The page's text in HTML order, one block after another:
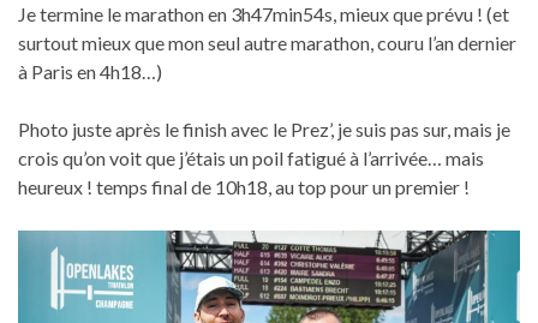
Je termine le marathon en 3h47min54s, mieux que prévu ! (et
surtout mieux que mon seul autre marathon, couru l’an dernier
à Paris en 4h18…)
Photo juste après le finish avec le Prez’, je suis pas sur, mais je
crois qu’on voit que j’étais un poil fatigué à l’arrivée… mais
heureux ! temps final de 10h18, au top pour un premier !